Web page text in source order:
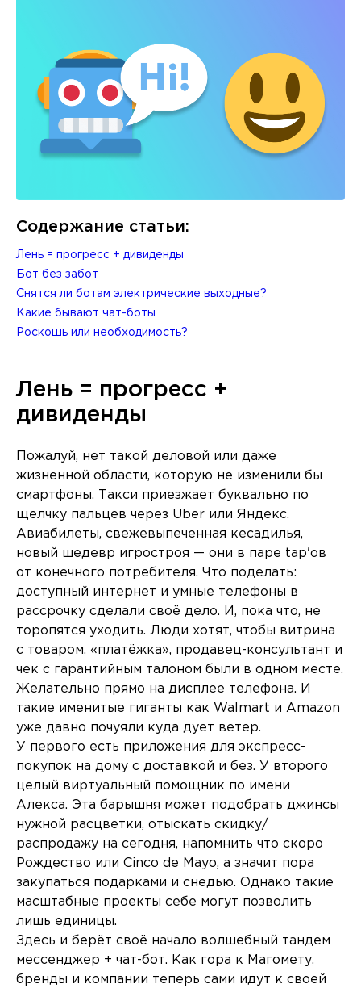
Содержание статьи:
Лень = прогресс + дивиденды
Бот без забот
Снятся ли ботам электрические выходные?
Какие бывают чат-боты
Роскошь или необходимость?
Лень = прогресс +
дивиденды
Пожалуй, нет такой деловой или даже
жизненной области, которую не изменили бы
смартфоны. Такси приезжает буквально по
щелчку пальцев через Uber или Яндекс.
Авиабилеты, свежевыпеченная кесадилья,
новый шедевр игростроя — они в паре tap'ов
от конечного потребителя. Что поделать:
доступный интернет и умные телефоны в
рассрочку сделали своё дело. И, пока что, не
торопятся уходить. Люди хотят, чтобы витрина
с товаром, «платёжка», продавец-консультант и
чек с гарантийным талоном были в одном месте.
Желательно прямо на дисплее телефона. И
такие именитые гиганты как Walmart и Amazon
уже давно почуяли куда дует ветер.
У первого есть приложения для экспресс-
покупок на дому с доставкой и без. У второго
целый виртуальный помощник по имени
Алекса. Эта барышня может подобрать джинсы
нужной расцветки, отыскать скидку/
распродажу на сегодня, напомнить что скоро
Рождество или Cinco de Mayo, а значит пора
закупаться подарками и снедью. Однако такие
масштабные проекты себе могут позволить
лишь единицы.
Здесь и берёт своё начало волшебный тандем
мессенджер + чат-бот. Как гора к Магомету,
бренды и компании теперь сами идут к своей